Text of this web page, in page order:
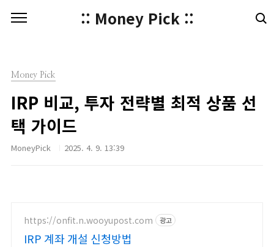
:: Money Pick ::
Money Pick
IRP 비교, 투자 전략별 최적 상품 선
택 가이드
MoneyPick 2025. 4. 9. 13:39
https://onfit.n.wooyupost.com 광고
IRP 계좌 개설 신청방법